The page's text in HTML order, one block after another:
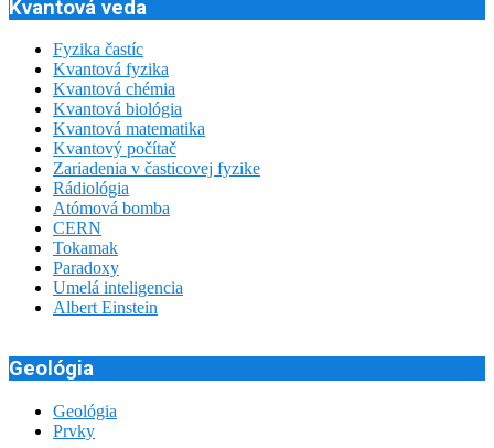
Kvantová veda
Fyzika častíc
Kvantová fyzika
Kvantová chémia
Kvantová biológia
Kvantová matematika
Kvantový počítač
Zariadenia v časticovej fyzike
Rádiológia
Atómová bomba
CERN
Tokamak
Paradoxy
Umelá inteligencia
Albert Einstein
Geológia
Geológia
Prvky